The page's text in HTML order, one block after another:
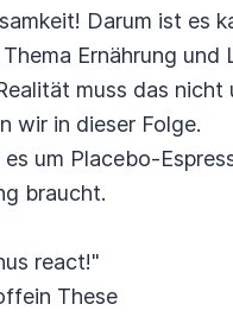
Darum ist es
Ernährung
muss das
wir in dieser Folge.
um Placebo-
braucht.
react!"
These